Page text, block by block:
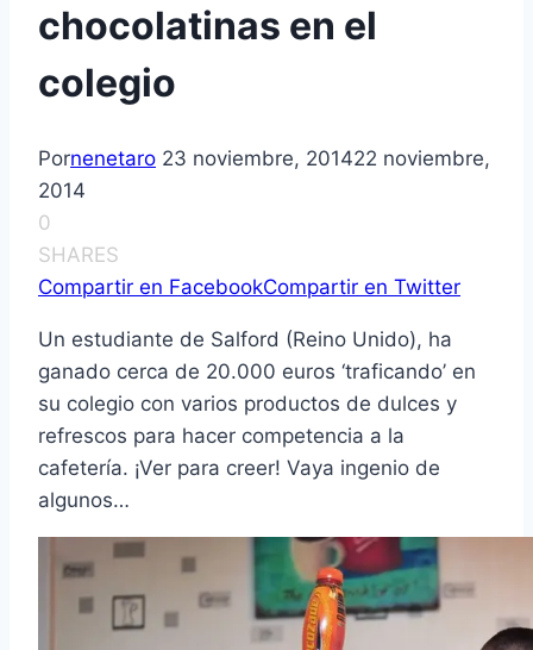
chocolatinas en el
colegio
Pornenetaro 23 noviembre, 201422 noviembre,
2014
0
SHARES
Compartir en FacebookCompartir en Twitter
Un estudiante de Salford (Reino Unido), ha
ganado cerca de 20.000 euros ‘traficando’ en
su colegio con varios productos de dulces y
refrescos para hacer competencia a la
cafetería. ¡Ver para creer! Vaya ingenio de
algunos…